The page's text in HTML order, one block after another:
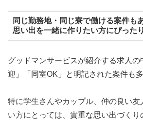
同じ勤務地・同じ寮で働ける案件も
思い出を一緒に作りたい方にぴったり
グッドマンサービスが紹介する求人の
迎」「同室OK」と明記された案件も多
特に学生さんやカップル、仲の良い友
い方にとっては、貴重な思い出づくり